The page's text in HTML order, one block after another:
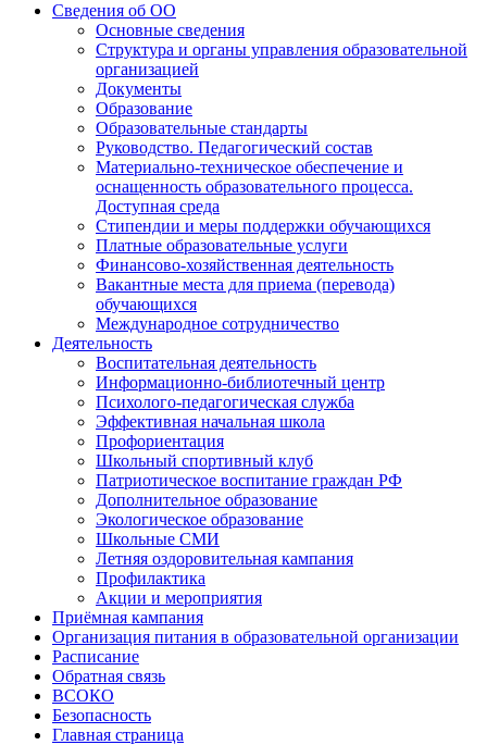
Сведения об ОО
Основные сведения
Структура и органы управления образовательной
организацией
Документы
Образование
Образовательные стандарты
Руководство. Педагогический состав
Материально-техническое обеспечение и
оснащенность образовательного процесса.
Доступная среда
Стипендии и меры поддержки обучающихся
Платные образовательные услуги
Финансово-хозяйственная деятельность
Вакантные места для приема (перевода)
обучающихся
Международное сотрудничество
Деятельность
Воспитательная деятельность
Информационно-библиотечный центр
Психолого-педагогическая служба
Эффективная начальная школа
Профориентация
Школьный спортивный клуб
Патриотическое воспитание граждан РФ
Дополнительное образование
Экологическое образование
Школьные СМИ
Летняя оздоровительная кампания
Профилактика
Акции и мероприятия
Приёмная кампания
Организация питания в образовательной организации
Расписание
Обратная связь
ВСОКО
Безопасность
Главная страница